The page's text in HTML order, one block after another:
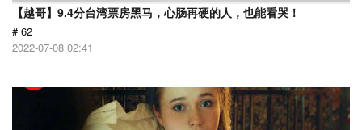
【越哥】9.4分台湾票房黑马，心肠再硬的人，也能看哭！
# 62
2022-07-08 02:41